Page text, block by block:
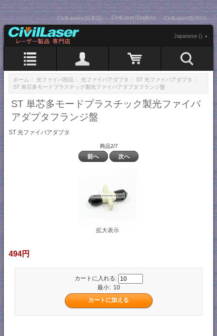
CivilLasers(日本語) CivilLaser(English) CivilLaser(한국어)
Japanese ()
ホーム :: 光ファイバ部品 :: 光ファイバアダプタ :: ST 光ファイバアダプタ ::
ST 単芯多モードプラスチック製光ファイバアダプタフランジ盤
ST 単芯多モードプラスチック製光ファイバ
アダプタフランジ盤
ST 光ファイバアダプタ
商品2/7
前へ 次へ
拡大表示
494円
カートに入れる:
最小: 10